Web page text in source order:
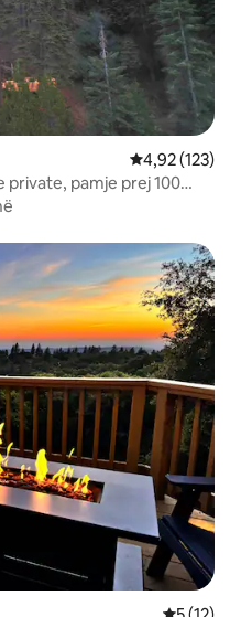
Vlerësimi
4,92 (123)
private, pamje prej 100